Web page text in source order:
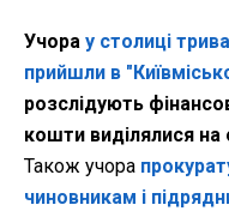
Учора у столиці
прийшли в
розслідують
кошти виділялися на
Також учора
чиновникам і